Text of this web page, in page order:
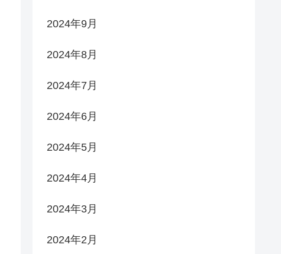
2024年9月
2024年8月
2024年7月
2024年6月
2024年5月
2024年4月
2024年3月
2024年2月